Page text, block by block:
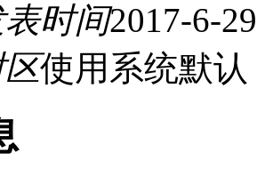
表时间2017-6-
使用系统默认